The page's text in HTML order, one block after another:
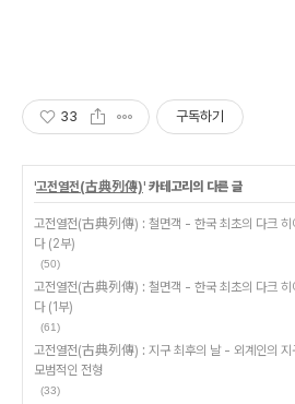
33 구독하기
'고전열전(古典列傳)' 카테고리의 다른 글
고전열전(古典列傳) : 철면객 - 한국 최초의 다크 히
다 (2부)
(50)
고전열전(古典列傳) : 철면객 - 한국 최초의 다크 히
다 (1부)
(61)
고전열전(古典列傳) : 지구 최후의 날 - 외계인의 지
모범적인 전형
(33)